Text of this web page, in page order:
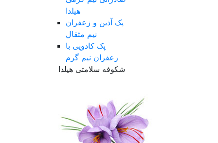
هیلدا
پک آذین و زعفران
نیم مثقال
پک کادویی با
زعفران نیم گرم
شکوفه سلامتی هیلدا